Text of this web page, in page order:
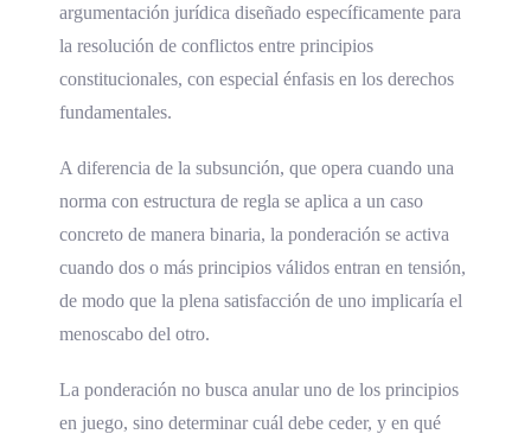
argumentación jurídica diseñado específicamente para
la resolución de conflictos entre principios
constitucionales, con especial énfasis en los derechos
fundamentales.
A diferencia de la subsunción, que opera cuando una
norma con estructura de regla se aplica a un caso
concreto de manera binaria, la ponderación se activa
cuando dos o más principios válidos entran en tensión,
de modo que la plena satisfacción de uno implicaría el
menoscabo del otro.
La ponderación no busca anular uno de los principios
en juego, sino determinar cuál debe ceder, y en qué